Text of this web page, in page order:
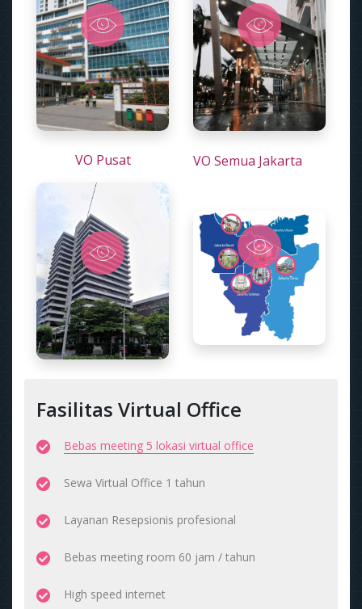
VO Pusat VO Semua Jakarta
Fasilitas Virtual Office
Bebas meeting 5 lokasi virtual office
Sewa Virtual Office 1 tahun
Layanan Resepsionis profesional
Bebas meeting room 60 jam / tahun
High speed internet